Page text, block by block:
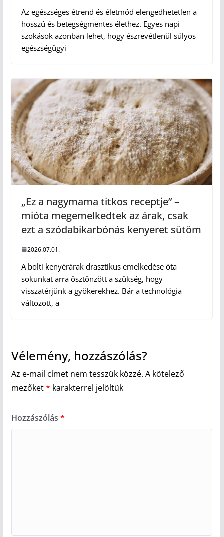
Az egészséges étrend és életmód elengedhetetlen a
hosszú és betegségmentes élethez. Egyes napi
szokások azonban lehet, hogy észrevétlenül súlyos
egészségügyi
„Ez a nagymama titkos receptje” –
mióta megemelkedtek az árak, csak
ezt a szódabikarbónás kenyeret sütöm
2026.07.01.
A bolti kenyérárak drasztikus emelkedése óta
sokunkat arra ösztönzött a szükség, hogy
visszatérjünk a gyökerekhez. Bár a technológia
változott, a
Vélemény, hozzászólás?
Az e-mail címet nem tesszük közzé. A kötelező
mezőket* karakterrel jelöltük
Hozzászólás *